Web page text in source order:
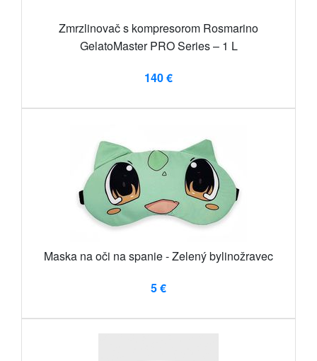
Zmrzlinovač s kompresorom Rosmarino
GelatoMaster PRO Series – 1 L
140 €
Maska na oči na spanie - Zelený bylinožravec
5 €